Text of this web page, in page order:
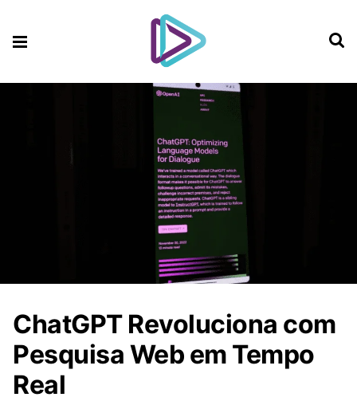
ChatGPT Revoluciona com
Pesquisa Web em Tempo
Real